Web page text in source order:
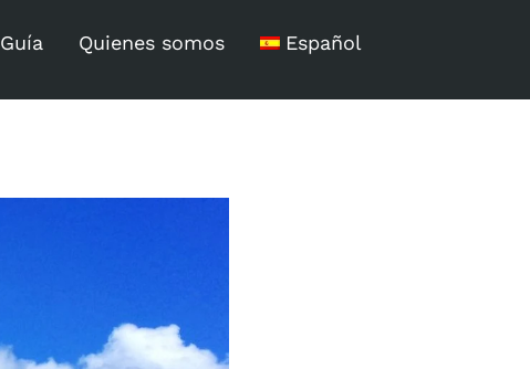
Guía Quienes somos Español